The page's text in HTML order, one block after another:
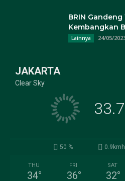
BRIN
Kembangkan
Lainnya 24/05/
JAKARTA
Clear Sky
33.7
50 % 0.9kmh
THU
34°
FRI
36°
SAT
32°